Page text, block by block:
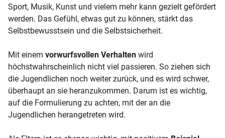
Sport, Musik, Kunst und vielem mehr kann gezielt gefördert
werden. Das Gefühl, etwas gut zu können, stärkt das
Selbstbewusstsein und die Selbstsicherheit.
Mit einem vorwurfsvollen Verhalten wird
höchstwahrscheinlich nicht viel passieren. So ziehen sich
die Jugendlichen noch weiter zurück, und es wird schwer,
überhaupt an sie heranzukommen. Darum ist es wichtig,
auf die Formulierung zu achten, mit der an die
Jugendlichen herangetreten wird.